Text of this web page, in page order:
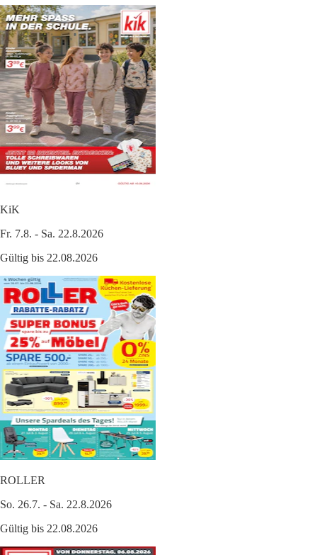
KiK
Fr. 7.8. - Sa. 22.8.2026
Gültig bis 22.08.2026
ROLLER
So. 26.7. - Sa. 22.8.2026
Gültig bis 22.08.2026